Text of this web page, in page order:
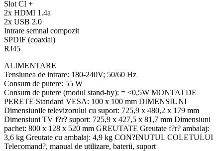
Slot CI +
2x HDMI 1.4a
2x USB 2.0
Intrare semnal compozit
SPDIF (coaxial)
RJ45
ALIMENTARE
Tensiunea de intrare: 180-240V; 50/60 Hz
Consum de putere: 55 W
Consum de putere (modul stand-by): = <0,5W MONTAJ DE
PERETE Standard VESA: 100 x 100 mm DIMENSIUNI
Dimensiunile televizorului cu suport: 725,9 x 480,2 x 179 mm
Dimensiuni TV f?r? suport: 725,9 x 427,5 x 81,7 mm Dimensiuni
pachet: 800 x 128 x 520 mm GREUTATE Greutate f?r? ambalaj:
3,6 kg Greutate cu ambalaj: 4,9 kg CON?INUTUL COLETULUI
Telecomand?, manual de utilizare, baterii, suport